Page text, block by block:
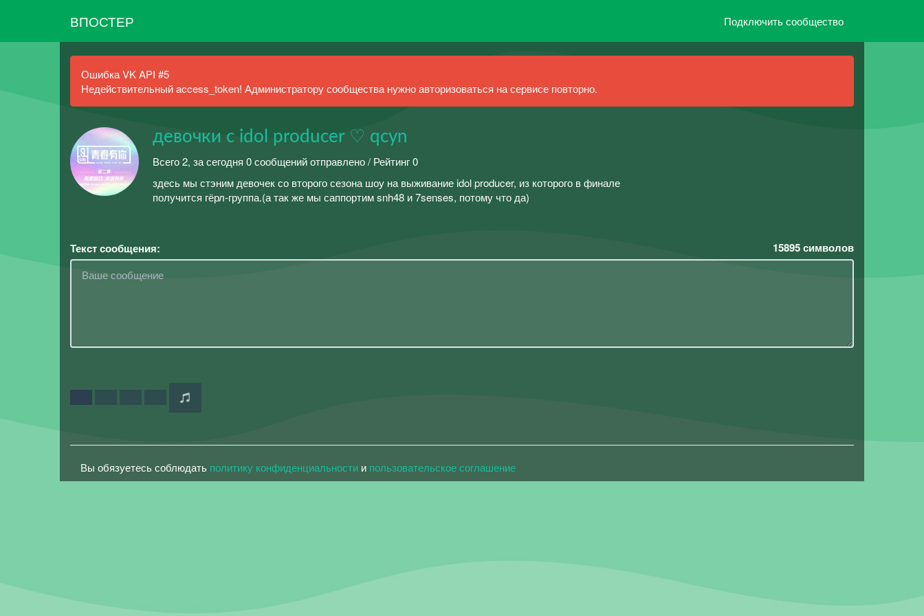
ВПОСТЕР Подключить сообщество
Ошибка VK API #5
Недействительный access_token! Администратору сообщества нужно авторизоваться на сервисе повторно.
девочки с idol producer ♡ qcyn
Всего 2, за сегодня 0 сообщений отправлено / Рейтинг 0
здесь мы стэним девочек со второго сезона шоу на выживание idol producer, из которого в финале
получится гёрл-группа.(а так же мы саппортим snh48 и 7senses, потому что да)
Текст сообщения: 15895символов
Вы обязуетесь соблюдать политику конфиденциальности и пользовательское соглашение